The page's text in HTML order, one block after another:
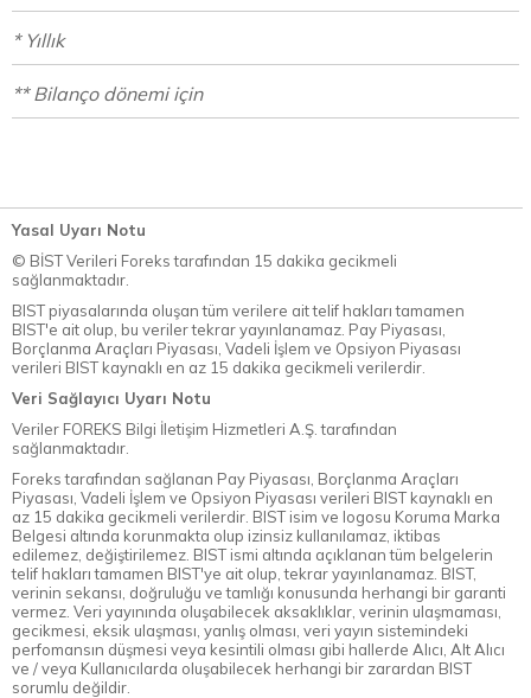
* Yıllık
** Bilanço dönemi için
Yasal Uyarı Notu
© BİST Verileri Foreks tarafından 15 dakika gecikmeli
sağlanmaktadır.
BIST piyasalarında oluşan tüm verilere ait telif hakları tamamen
BIST'e ait olup, bu veriler tekrar yayınlanamaz. Pay Piyasası,
Borçlanma Araçları Piyasası, Vadeli İşlem ve Opsiyon Piyasası
verileri BIST kaynaklı en az 15 dakika gecikmeli verilerdir.
Veri Sağlayıcı Uyarı Notu
Veriler FOREKS Bilgi İletişim Hizmetleri A.Ş. tarafından
sağlanmaktadır.
Foreks tarafından sağlanan Pay Piyasası, Borçlanma Araçları
Piyasası, Vadeli İşlem ve Opsiyon Piyasası verileri BIST kaynaklı en
az 15 dakika gecikmeli verilerdir. BIST isim ve logosu Koruma Marka
Belgesi altında korunmakta olup izinsiz kullanılamaz, iktibas
edilemez, değiştirilemez. BIST ismi altında açıklanan tüm belgelerin
telif hakları tamamen BIST'ye ait olup, tekrar yayınlanamaz. BIST,
verinin sekansı, doğruluğu ve tamlığı konusunda herhangi bir garanti
vermez. Veri yayınında oluşabilecek aksaklıklar, verinin ulaşmaması,
gecikmesi, eksik ulaşması, yanlış olması, veri yayın sistemindeki
perfomansın düşmesi veya kesintili olması gibi hallerde Alıcı, Alt Alıcı
ve / veya Kullanıcılarda oluşabilecek herhangi bir zarardan BIST
sorumlu değildir.